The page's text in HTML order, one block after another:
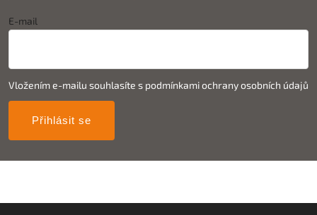
E-mail
Vložením e-mailu souhlasíte s podmínkami ochrany osobních údajů
Přihlásit se